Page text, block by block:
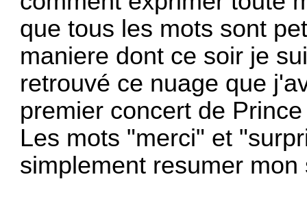
que tous les mots sont
maniere dont ce soir je
retrouvé ce nuage que
premier concert de
Les mots "merci" et
simplement resumer